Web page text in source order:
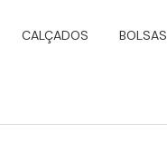
CALÇADOS BOLSAS